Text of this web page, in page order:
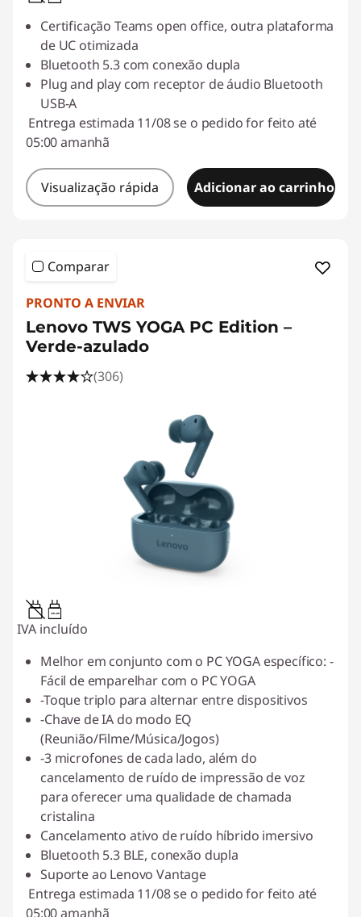
Certificação Teams open office, outra plataforma
de UC otimizada
Bluetooth 5.3 com conexão dupla
Plug and play com receptor de áudio Bluetooth
USB-A
Entrega estimada 11/08 se o pedido for feito até
05:00 amanhã
Visualização rápida Adicionar ao carrinho
Comparar
PRONTO A ENVIAR
Lenovo TWS YOGA PC Edition –
Verde-azulado
(306)
3W-4W
IVA incluído
Melhor em conjunto com o PC YOGA específico: -
Fácil de emparelhar com o PC YOGA
-Toque triplo para alternar entre dispositivos
-Chave de IA do modo EQ
(Reunião/Filme/Música/Jogos)
-3 microfones de cada lado, além do
cancelamento de ruído de impressão de voz
para oferecer uma qualidade de chamada
cristalina
Cancelamento ativo de ruído híbrido imersivo
Bluetooth 5.3 BLE, conexão dupla
Suporte ao Lenovo Vantage
Entrega estimada 11/08 se o pedido for feito até
05:00 amanhã